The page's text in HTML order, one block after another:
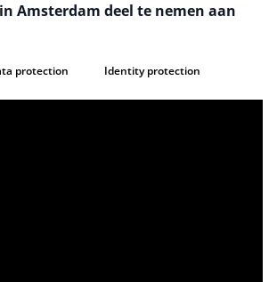
Amsterdam deel te nemen aan
protection Identity protection